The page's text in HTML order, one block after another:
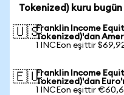
Tokenized) kuru
🇺🇸Franklin Income
Tokenized)'dan
1 INCEon eşittir
🇪🇺Franklin Income
Tokenized)'dan
1 INCEon eşittir